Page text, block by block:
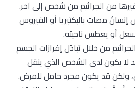
غيرها من الجراثيم من شخص إلى آخر.
مصابٌ بالبكتيريا أو الفيروس
يسعل أو يعطس ناحيته.
من خلال تبادُل إفرازات الجسم
لا يكون لدى الشخص الذي ينقل
ولكن قد يكون مجرد حامل للمرض.